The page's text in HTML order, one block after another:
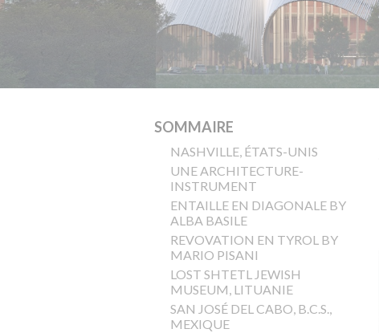
SOMMAIRE
NASHVILLE, ÉTATS-UNIS
UNE ARCHITECTURE-
INSTRUMENT
ENTAILLE EN DIAGONALE BY
ALBA BASILE
REVOVATION EN TYROL BY
MARIO PISANI
LOST SHTETL JEWISH
MUSEUM, LITUANIE
SAN JOSÉ DEL CABO, B.C.S.,
MEXIQUE